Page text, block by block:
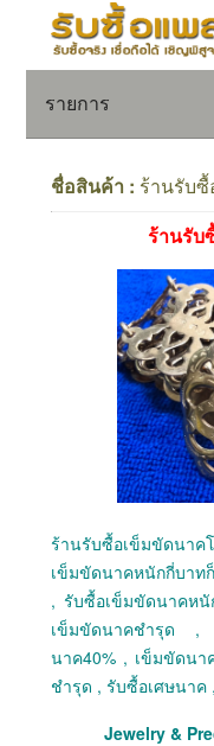
รายการ
ชื่อสินค้า : ร้านรับ
ร้านรับ
ร้านรับซื้อเข็มขัดนา
เข็มขัดนาคหนักกี่บาท
, รับซื้อเข็มขัดนาคห
เข็มขัดนาคชำรุด ,
นาค40% , เข็มขัดน
ชำรุด , รับซื้อเศษนา
Jewelry &